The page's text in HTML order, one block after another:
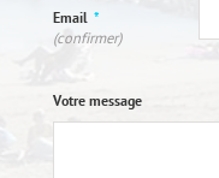
Email *
(confirmer)
Votre message